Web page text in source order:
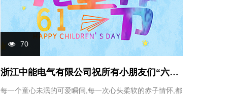
70
浙江中能电气有限公司祝所有小朋友们“六一儿童节”快乐！
每一个童心未泯的可爱瞬间,每一次心头柔软的赤子情怀,都